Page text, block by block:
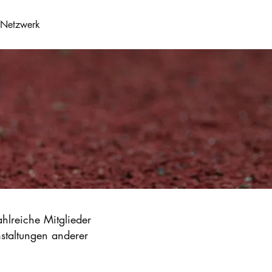
Netzwerk
Mitglieder
anderer